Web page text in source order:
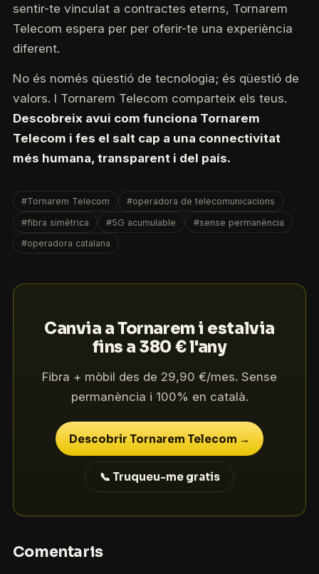
sentir-te vinculat a contractes eterns, Tornarem
Telecom espera per per oferir-te una experiència
diferent.
No és només qüestió de tecnologia; és qüestió de
valors. I Tornarem Telecom comparteix els teus.
Descobreix avui com funciona Tornarem
Telecom i fes el salt cap a una connectivitat
més humana, transparent i del país.
#Tornarem Telecom
#operadora de telecomunicacions
#fibra simètrica
#5G acumulable
#sense permanència
#operadora catalana
Canvia a Tornarem i estalvia
fins a 380 € l'any
Fibra + mòbil des de 29,90 €/mes. Sense
permanència i 100% en català.
Descobrir Tornarem Telecom →
📞 Truqueu-me gratis
Comentaris